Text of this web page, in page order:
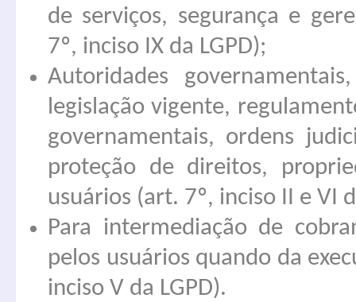
de serviços, segurança e
7º, inciso IX da LGPD);
Autoridades
legislação vigente,
governamentais, ordens
proteção de direitos,
usuários (art. 7º, inciso II e VI
Para intermediação de
pelos usuários quando da
inciso V da LGPD).